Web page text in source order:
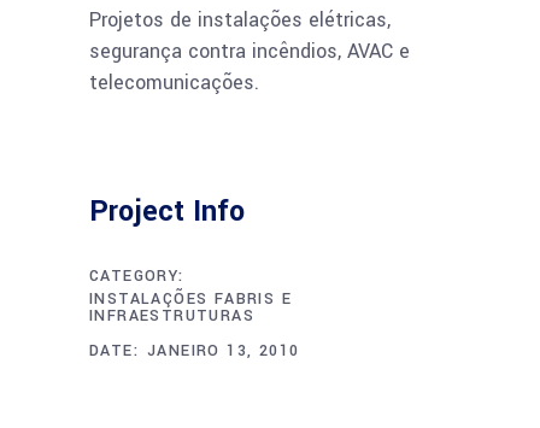
Projetos de instalações elétricas,
segurança contra incêndios, AVAC e
telecomunicações.
Project Info
CATEGORY:
INSTALAÇÕES FABRIS E
INFRAESTRUTURAS
DATE: JANEIRO 13, 2010